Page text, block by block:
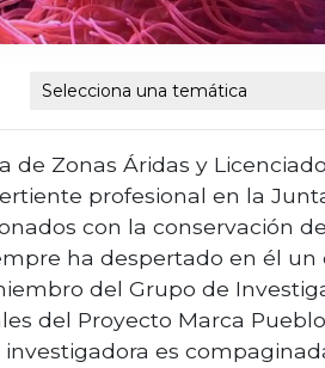
de Zonas Áridas y
profesional en la
con la conservación
ha despertado en él
del Grupo de
del Proyecto Marca
es